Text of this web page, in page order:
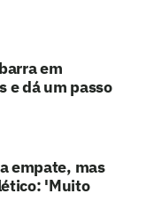
em
e dá um passo
empate, mas
'Muito